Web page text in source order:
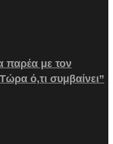
παρέα με τον
ό,τι συμβαίνει”